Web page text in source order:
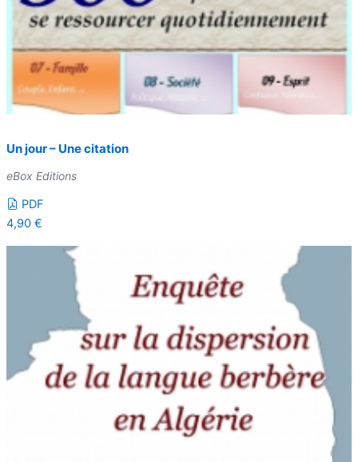
Un jour – Une citation
eBox Editions
PDF
4,90 €